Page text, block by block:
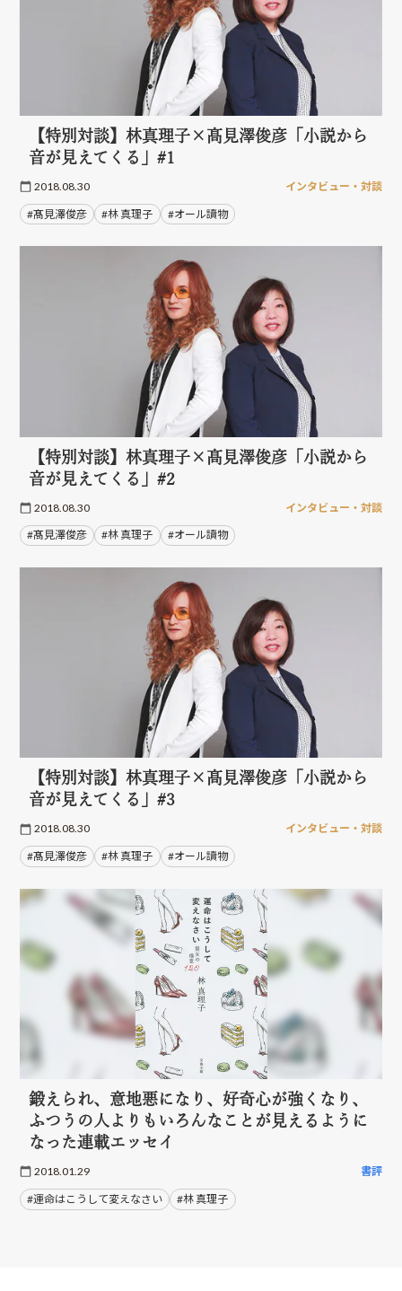
【特別対談】林真理子×髙見澤俊彦「小説から
音が見えてくる」#1
2018.08.30 インタビュー・対談
#髙見澤俊彦 #林 真理子 #オール讀物
【特別対談】林真理子×髙見澤俊彦「小説から
音が見えてくる」#2
2018.08.30 インタビュー・対談
#髙見澤俊彦 #林 真理子 #オール讀物
【特別対談】林真理子×髙見澤俊彦「小説から
音が見えてくる」#3
2018.08.30 インタビュー・対談
#髙見澤俊彦 #林 真理子 #オール讀物
鍛えられ、意地悪になり、好奇心が強くなり、
ふつうの人よりもいろんなことが見えるように
なった連載エッセイ
2018.01.29 書評
#運命はこうして変えなさい #林 真理子